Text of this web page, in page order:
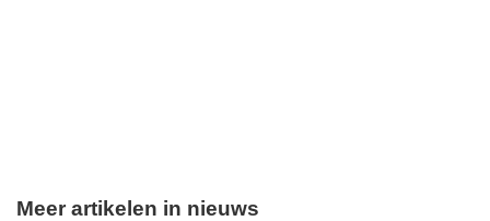
Meer artikelen in nieuws